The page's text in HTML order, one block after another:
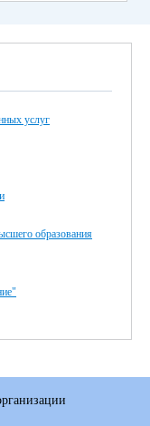
услуг
образования